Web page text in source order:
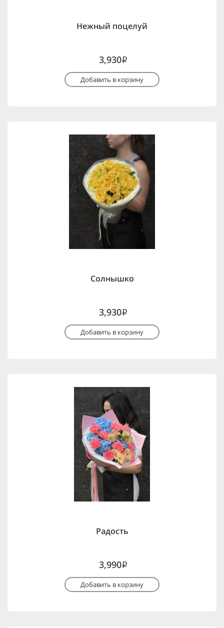
Нежный поцелуй
3,930i
Добавить в корзину
Солнышко
3,930i
Добавить в корзину
Радость
3,990i
Добавить в корзину